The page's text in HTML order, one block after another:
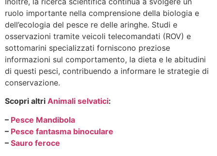
ruolo importante nella comprensione della biologia e
dell’ecologia del pesce re delle aringhe. Studi e
osservazioni tramite veicoli telecomandati (ROV) e
sottomarini specializzati forniscono preziose
informazioni sul comportamento, la dieta e le abitudini
di questi pesci, contribuendo a informare le strategie di
conservazione.
Scopri altri Animali selvatici:
– Pesce Mandibola
– Pesce fantasma binoculare
– Sauro feroce